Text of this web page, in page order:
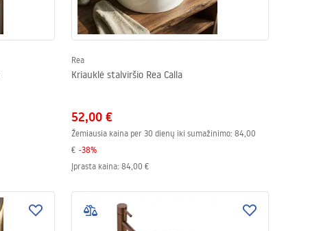
Rea
Kriauklė stalviršio Rea Calla
52,00 €
Žemiausia kaina per 30 dienų iki sumažinimo: 84,00
€ -38%
Įprasta kaina: 84,00 €